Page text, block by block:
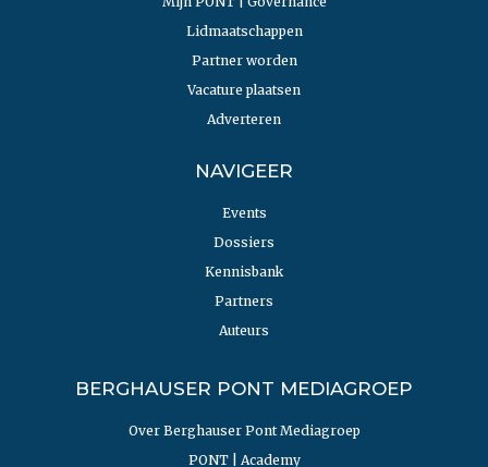
Lidmaatschappen
Partner worden
Vacature plaatsen
Adverteren
NAVIGEER
Events
Dossiers
Kennisbank
Partners
Auteurs
BERGHAUSER PONT MEDIAGROEP
Over Berghauser Pont Mediagroep
PONT | Academy